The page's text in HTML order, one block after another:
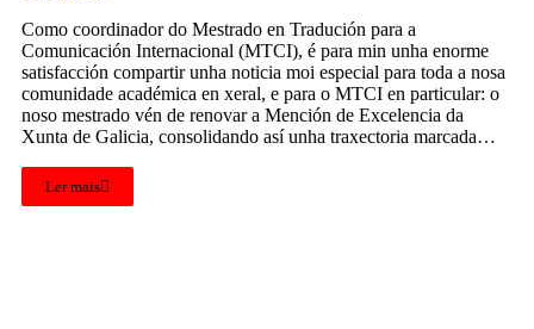
Como coordinador do Mestrado en Tradución para a
Comunicación Internacional (MTCI), é para min unha enorme
satisfacción compartir unha noticia moi especial para toda a nosa
comunidade académica en xeral, e para o MTCI en particular: o
noso mestrado vén de renovar a Mención de Excelencia da
Xunta de Galicia, consolidando así unha traxectoria marcada…
Ler mais